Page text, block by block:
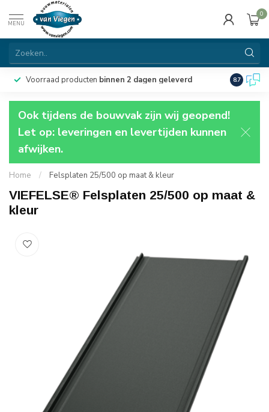
MENU
0
Voorraad producten binnen 2 dagen geleverd 8.7
Ook tijdens de bouwvak zijn wij geopend!
Let op: leveringen en levertijden kunnen
afwijken.
Home / Felsplaten 25/500 op maat & kleur
VIEFELSE® Felsplaten 25/500 op maat &
kleur